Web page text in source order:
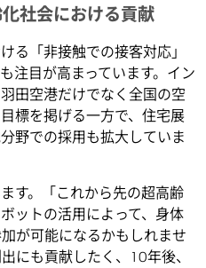
社会における貢献
る「非接触での接客対応」
注目が高まっています。イン
田空港だけでなく全国の空
標を掲げる一方で、住宅展
野での採用も拡大していま
す。「これから先の超高齢
ットの活用によって、身体
が可能になるかもしれませ
にも貢献したく、10年後、